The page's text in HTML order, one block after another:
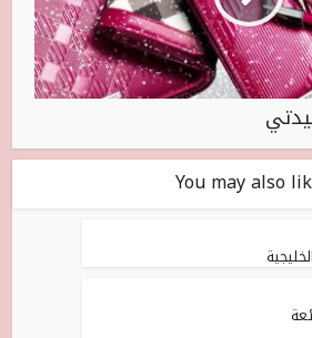
You may also